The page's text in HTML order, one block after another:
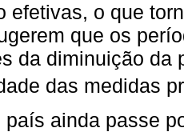
efetivas, o que
que os
da diminuição da
das medidas
país ainda passe